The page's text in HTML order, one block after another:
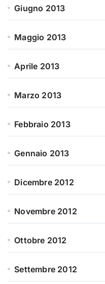
Giugno 2013
Maggio 2013
Aprile 2013
Marzo 2013
Febbraio 2013
Gennaio 2013
Dicembre 2012
Novembre 2012
Ottobre 2012
Settembre 2012